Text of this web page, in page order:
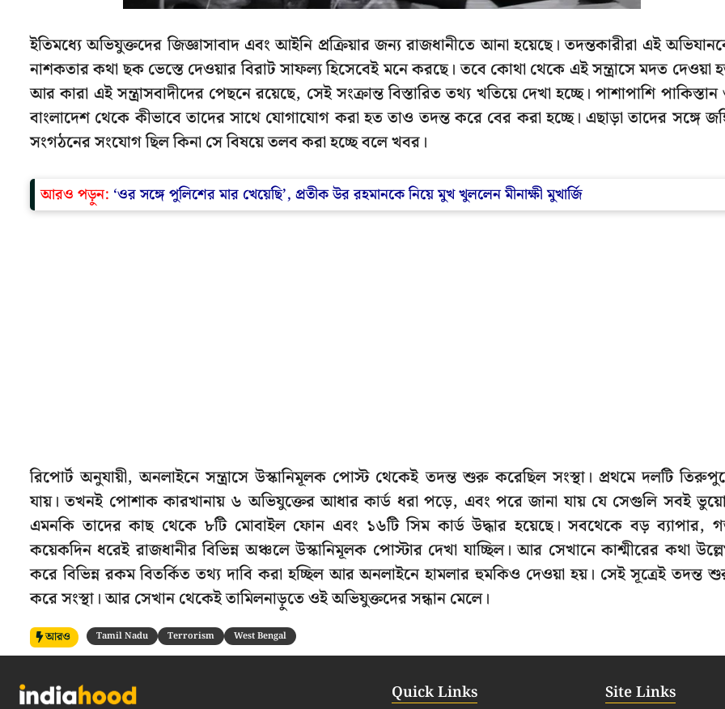
ইতিমধ্যে অভিযুক্তদের জিজ্ঞাসাবাদ এবং আইনি প্রক্রিয়ার জন্য রাজধানীতে আনা হয়েছে। তদন্তকারীরা এই
নাশকতার কথা ছক ভেস্তে দেওয়ার বিরাট সাফল্য হিসেবেই মনে করছে। তবে কোথা থেকে এই সন্ত্রাসে মদত দেওয়া
আর কারা এই সন্ত্রাসবাদীদের পেছনে রয়েছে, সেই সংক্রান্ত বিস্তারিত তথ্য খতিয়ে দেখা হচ্ছে। পাশাপাশি
বাংলাদেশ থেকে কীভাবে তাদের সাথে যোগাযোগ করা হত তাও তদন্ত করে বের করা হচ্ছে। এছাড়া তাদের সঙ্গে
সংগঠনের সংযোগ ছিল কিনা সে বিষয়ে তলব করা হচ্ছে বলে খবর।
আরও পড়ুন: ‘ওর সঙ্গে পুলিশের মার খেয়েছি’, প্রতীক উর রহমানকে নিয়ে মুখ খুললেন মীনাক্ষী মুখার্জি
রিপোর্ট অনুযায়ী, অনলাইনে সন্ত্রাসে উস্কানিমূলক পোস্ট থেকেই তদন্ত শুরু করেছিল সংস্থা। প্রথমে দলটি
যায়। তখনই পোশাক কারখানায় ৬ অভিযুক্তের আধার কার্ড ধরা পড়ে, এবং পরে জানা যায় যে সেগুলি সবই
এমনকি তাদের কাছ থেকে ৮টি মোবাইল ফোন এবং ১৬টি সিম কার্ড উদ্ধার হয়েছে। সবথেকে বড় ব্যাপার,
কয়েকদিন ধরেই রাজধানীর বিভিন্ন অঞ্চলে উস্কানিমূলক পোস্টার দেখা যাচ্ছিল। আর সেখানে কাশ্মীরের কথা
করে বিভিন্ন রকম বিতর্কিত তথ্য দাবি করা হচ্ছিল আর অনলাইনে হামলার হুমকিও দেওয়া হয়। সেই সূত্রেই তদন্ত
করে সংস্থা। আর সেখান থেকেই তামিলনাড়ুতে ওই অভিযুক্তদের সন্ধান মেলে।
আরও Tamil Nadu Terrorism West Bengal
Quick Links Site Links